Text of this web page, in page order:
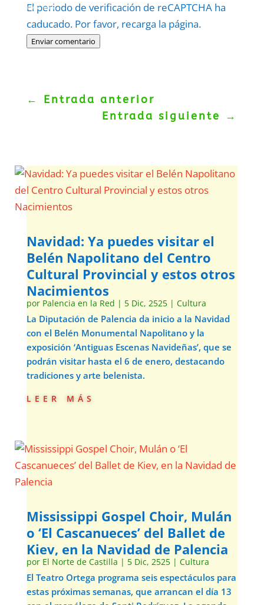
El periodo de verificación de reCAPTCHA ha
caducado. Por favor, recarga la página.
Enviar comentario
Politica–Términos.
← Entrada anterior
Entrada siguiente
→
Navidad: Ya puedes visitar el
Belén Napolitano del Centro
Cultural Provincial y estos otros
Nacimientos
por Palencia en la Red | 5 Dic, 2525| Cultura
La Diputación de Palencia da inicio a la Navidad
con el Belén Monumental Napolitano y la
exposición ‘Antiguas Escenas Navideñas’, que se
podrán visitar hasta el 6 de enero, destacando
tradiciones y arte belenista.
leer más
Mississippi Gospel Choir, Mulán
o ‘El Cascanueces’ del Ballet de
Kiev, en la Navidad de Palencia
por El Norte de Castilla | 5 Dic, 2525| Cultura
El Teatro Ortega programa seis espectáculos para
estas próximas semanas, que arrancan el día 13